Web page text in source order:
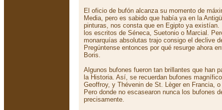
El oficio de bufón alcanza su momento de
Media, pero es sabido que había ya en la
pinturas, nos consta que en Egipto ya existían.
los escritos de Séneca, Suetonio o Marcial.
monarquías absolutas trajo consigo el declive
Pregúntense entonces por qué resurge ahora
Boris.
Algunos bufones fueron tan brillantes que han
la Historia. Así, se recuerdan bufones
Geoffroy, y Thévenin de St. Lèger en Francia,
Pero donde no escasearon nunca los bufones
precisamente.